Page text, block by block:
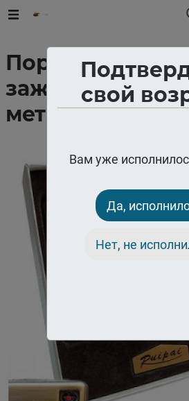
свой
Вам уже
Да,
Нет, не
Портсигар с
зажигалкой
металлический